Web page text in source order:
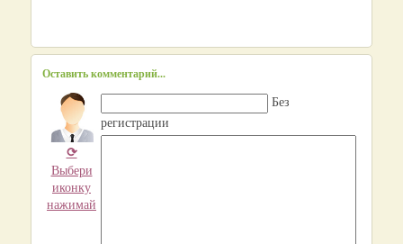
Оставить комментарий...
⟳
Выбери
иконку
нажимай
Без
регистрации